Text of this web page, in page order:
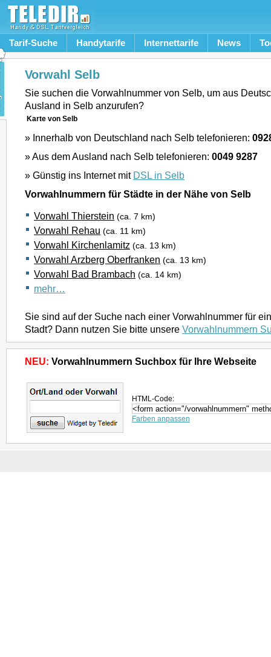
Tarif-Suche Handytarife Internettarife News
Vorwahl Selb
Sie suchen die Vorwahlnummer von Selb, um aus
Ausland in Selb anzurufen?
Karte von Selb
» Innerhalb von Deutschland nach Selb telefonieren:
» Aus dem Ausland nach Selb telefonieren: 0049 9287
» Günstig ins Internet mit DSL in Selb
Vorwahlnummern für Städte in der Nähe von Selb
Vorwahl Thierstein (ca. 7 km)
Vorwahl Rehau (ca. 11 km)
Vorwahl Kirchenlamitz (ca. 13 km)
Vorwahl Arzberg Oberfranken (ca. 13 km)
Vorwahl Bad Brambach (ca. 14 km)
mehr…
Sie sind auf der Suche nach einer Vorwahlnummer für
Stadt? Dann nutzen Sie bitte unsere Vorwahlnummern
NEU: Vorwahlnummern Suchbox für Ihre Webseite
HTML-Code:
Farben anpassen